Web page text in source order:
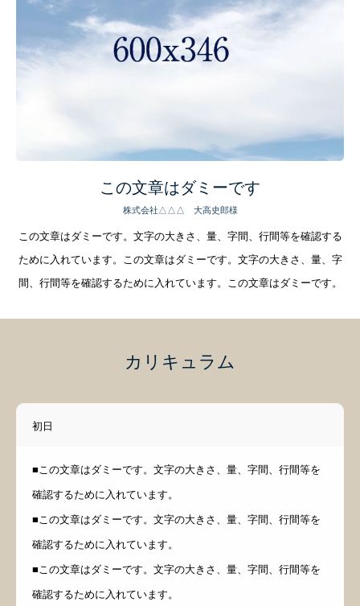
この文章はダミーです
株式会社△△△ 大高史郎様
この文章はダミーです。文字の大きさ、量、字間、行間等を確認する
ために入れています。この文章はダミーです。文字の大きさ、量、字
間、行間等を確認するために入れています。この文章はダミーです。
カリキュラム
初日
■この文章はダミーです。文字の大きさ、量、字間、行間等を
確認するために入れています。
■この文章はダミーです。文字の大きさ、量、字間、行間等を
確認するために入れています。
■この文章はダミーです。文字の大きさ、量、字間、行間等を
確認するために入れています。